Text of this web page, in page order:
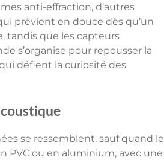
anti-effraction, d’autres
prévient en douce dès qu’un
tandis que les capteurs
s’organise pour repousser la
défient la curiosité des
se ressemblent, sauf quand le
PVC ou en aluminium, avec une